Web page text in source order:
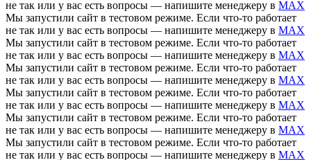
не так или у вас есть вопросы — напишите менеджеру в MAX
Мы запустили сайт в тестовом режиме. Если что-то работает
не так или у вас есть вопросы — напишите менеджеру в MAX
Мы запустили сайт в тестовом режиме. Если что-то работает
не так или у вас есть вопросы — напишите менеджеру в MAX
Мы запустили сайт в тестовом режиме. Если что-то работает
не так или у вас есть вопросы — напишите менеджеру в MAX
Мы запустили сайт в тестовом режиме. Если что-то работает
не так или у вас есть вопросы — напишите менеджеру в MAX
Мы запустили сайт в тестовом режиме. Если что-то работает
не так или у вас есть вопросы — напишите менеджеру в MAX
Мы запустили сайт в тестовом режиме. Если что-то работает
не так или у вас есть вопросы — напишите менеджеру в MAX